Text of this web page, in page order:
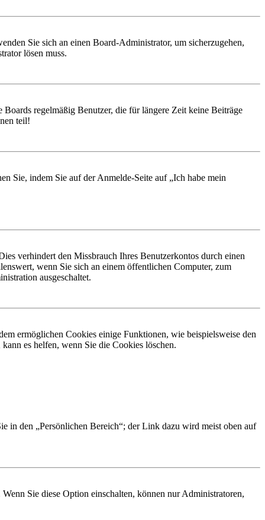
Sie sich an einen Board-Administrator, um sicherzugehen,
lösen muss.
regelmäßig Benutzer, die für längere Zeit keine Beiträge
teil!
Sie, indem Sie auf der Anmelde-Seite auf „Ich habe mein
verhindert den Missbrauch Ihres Benutzerkontos durch einen
wenn Sie sich an einem öffentlichen Computer, zum
ausgeschaltet.
ermöglichen Cookies einige Funktionen, wie beispielsweise den
es helfen, wenn Sie die Cookies löschen.
in den „Persönlichen Bereich“; der Link dazu wird meist oben auf
Sie diese Option einschalten, können nur Administratoren,